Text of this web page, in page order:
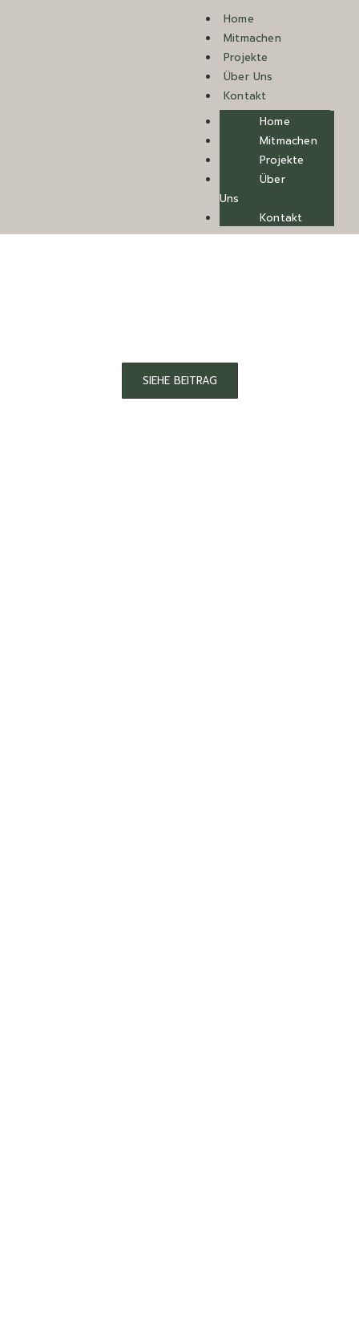
Home
Mitmachen
Projekte
Über Uns
Kontakt
Home
Mitmachen
Projekte
Über
Uns
Kontakt
SIEHE BEITRAG